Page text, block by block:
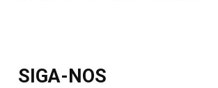
SIGA-NOS